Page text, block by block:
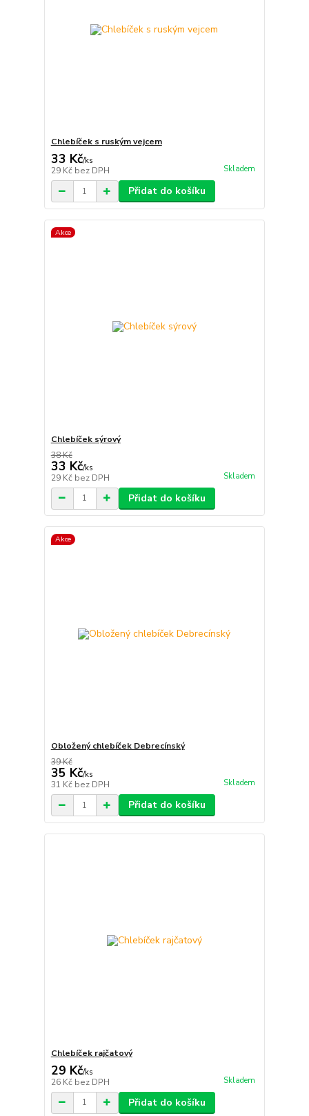
Chlebíček s ruským vejcem
33 Kč/ks
29 Kč bez DPH Skladem
Přidat do košíku
Akce
Chlebíček sýrový
38 Kč
33 Kč/ks
29 Kč bez DPH Skladem
Přidat do košíku
Akce
Obložený chlebíček Debrecínský
39 Kč
35 Kč/ks
31 Kč bez DPH Skladem
Přidat do košíku
Chlebíček rajčatový
29 Kč/ks
26 Kč bez DPH Skladem
Přidat do košíku